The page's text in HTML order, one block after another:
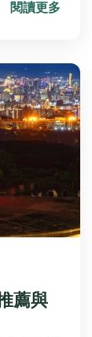
合個人
閱讀更多
薦與